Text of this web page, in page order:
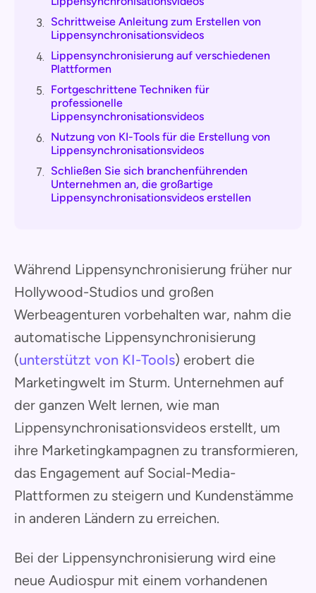
3. Schrittweise Anleitung zum Erstellen von
Lippensynchronisationsvideos
4. Lippensynchronisierung auf verschiedenen
Plattformen
5. Fortgeschrittene Techniken für
professionelle
Lippensynchronisationsvideos
6. Nutzung von KI-Tools für die Erstellung von
Lippensynchronisationsvideos
7. Schließen Sie sich branchenführenden
Unternehmen an, die großartige
Lippensynchronisationsvideos erstellen
Während Lippensynchronisierung früher nur
Hollywood-Studios und großen
Werbeagenturen vorbehalten war, nahm die
automatische Lippensynchronisierung
(unterstützt von KI-Tools) erobert die
Marketingwelt im Sturm. Unternehmen auf
der ganzen Welt lernen, wie man
Lippensynchronisationsvideos erstellt, um
ihre Marketingkampagnen zu transformieren,
das Engagement auf Social-Media-
Plattformen zu steigern und Kundenstämme
in anderen Ländern zu erreichen.
Bei der Lippensynchronisierung wird eine
neue Audiospur mit einem vorhandenen